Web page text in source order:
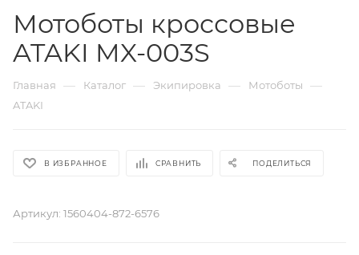
Мотоботы кроссовые
ATAKI MX-003S
Главная — Каталог — Экипировка — Мотоботы —
ATAKI
В ИЗБРАННОЕ СРАВНИТЬ ПОДЕЛИТЬСЯ
Артикул: 1560404-872-6576